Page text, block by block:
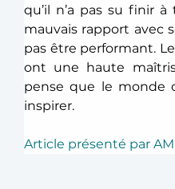
qu’il n’a pas su finir
mauvais rapport avec
pas être performant.
ont une haute
pense que le monde
inspirer.
Article présenté par